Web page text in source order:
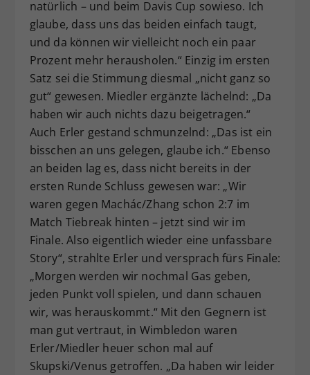
natürlich – und beim Davis Cup sowieso. Ich
glaube, dass uns das beiden einfach taugt,
und da können wir vielleicht noch ein paar
Prozent mehr herausholen.“ Einzig im ersten
Satz sei die Stimmung diesmal „nicht ganz so
gut“ gewesen. Miedler ergänzte lächelnd: „Da
haben wir auch nichts dazu beigetragen.“
Auch Erler gestand schmunzelnd: „Das ist ein
bisschen an uns gelegen, glaube ich.“ Ebenso
an beiden lag es, dass nicht bereits in der
ersten Runde Schluss gewesen war: „Wir
waren gegen Machác/Zhang schon 2:7 im
Match Tiebreak hinten – jetzt sind wir im
Finale. Also eigentlich wieder eine unfassbare
Story“, strahlte Erler und versprach fürs Finale:
„Morgen werden wir nochmal Gas geben,
jeden Punkt voll spielen, und dann schauen
wir, was herauskommt.“ Mit den Gegnern ist
man gut vertraut, in Wimbledon waren
Erler/Miedler heuer schon mal auf
Skupski/Venus getroffen. „Da haben wir leider